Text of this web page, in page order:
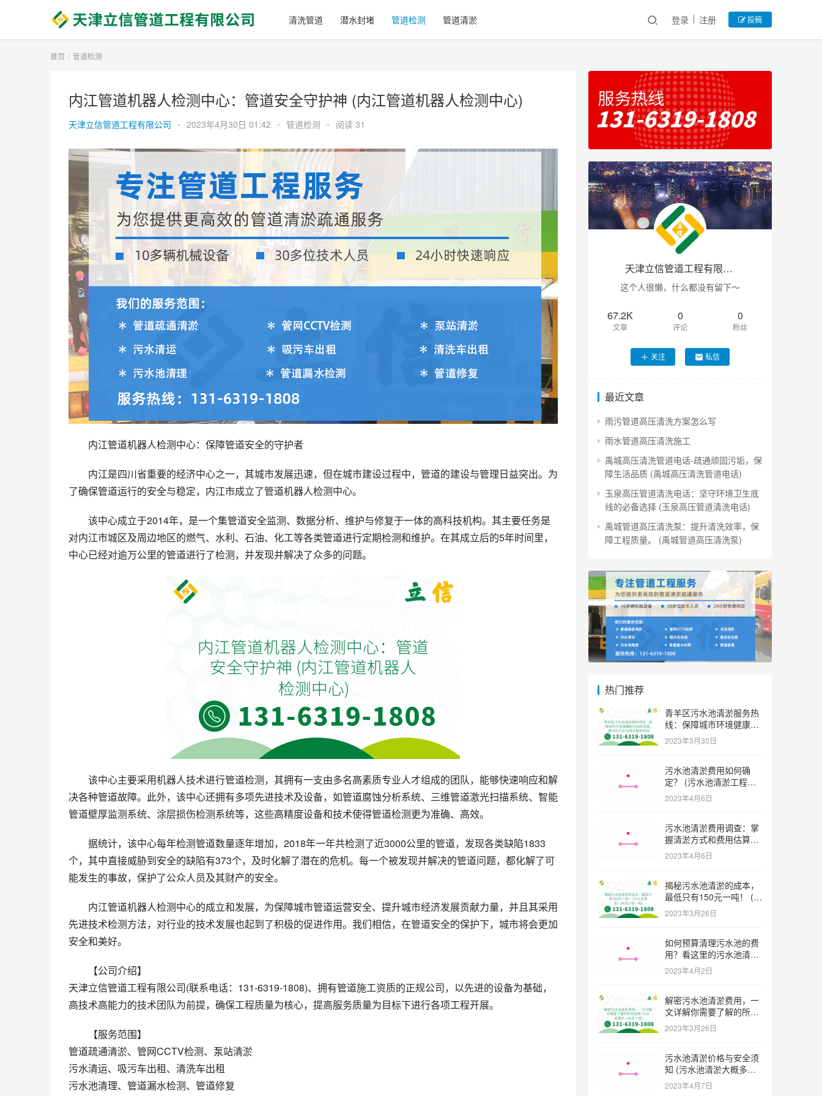
清洗管道 潜水封堵 管道检测 管道清淤 登录 注册 投稿
首页 管道检测
内江管道机器人检测中心：管道安全守护神 (内江管道机器人检测中心)
天津立信管道工程有限公司 • 2023年4月30日 01:42 • 管道检测 • 阅读 31
内江管道机器人检测中心：保障管道安全的守护者
内江是四川省重要的经济中心之一，其城市发展迅速，但在城市建设过程中，管道的建设与管理日益突出。为
了确保管道运行的安全与稳定，内江市成立了管道机器人检测中心。
该中心成立于2014年，是一个集管道安全监测、数据分析、维护与修复于一体的高科技机构。其主要任务是
对内江市城区及周边地区的燃气、水利、石油、化工等各类管道进行定期检测和维护。在其成立后的5年时间里，
中心已经对逾万公里的管道进行了检测，并发现并解决了众多的问题。
该中心主要采用机器人技术进行管道检测，其拥有一支由多名高素质专业人才组成的团队，能够快速响应和解
决各种管道故障。此外，该中心还拥有多项先进技术及设备，如管道腐蚀分析系统、三维管道激光扫描系统、智能
管道壁厚监测系统、涂层损伤检测系统等，这些高精度设备和技术使得管道检测更为准确、高效。
据统计，该中心每年检测管道数量逐年增加，2018年一年共检测了近3000公里的管道，发现各类缺陷1833
个，其中直接威胁到安全的缺陷有373个，及时化解了潜在的危机。每一个被发现并解决的管道问题，都化解了可
能发生的事故，保护了公众人员及其财产的安全。
内江管道机器人检测中心的成立和发展，为保障城市管道运营安全、提升城市经济发展贡献力量，并且其采用
先进技术检测方法，对行业的技术发展也起到了积极的促进作用。我们相信，在管道安全的保护下，城市将会更加
安全和美好。
【公司介绍】
天津立信管道工程有限公司(联系电话：131-6319-1808)、拥有管道施工资质的正规公司，以先进的设备为基础，
高技术高能力的技术团队为前提，确保工程质量为核心，提高服务质量为目标下进行各项工程开展。
【服务范围】
管道疏通清淤、管网CCTV检测、泵站清淤
污水清运、吸污车出租、清洗车出租
污水池清理、管道漏水检测、管道修复
天津立信管道工程有限公司
这个人很懒，什么都没有留下～
67.2K
文章
0
评论
0
粉丝
关注 私信
最近文章
雨污管道高压清洗方案怎么写
雨水管道高压清洗施工
禹城高压清洗管道电话-疏通顽固污垢，保
障生活品质 (禹城高压清洗管道电话)
玉泉高压管道清洗电话：坚守环境卫生底
线的必备选择 (玉泉高压管道清洗电话)
禹城管道高压清洗泵：提升清洗效率，保
障工程质量。 (禹城管道高压清洗泵)
热门推荐
青羊区污水池清淤服务热
线：保障城市环境健康和
可持续发展。 (青羊区污
水池清淤服务热线)
2023年3月30日
污水池清淤费用如何确
定？ (污水池清淤工程价
格多少)
2023年4月6日
污水池清淤费用调查：掌
握清淤方式和费用估算技
巧 (污水池清淤多少钱一
方米)
2023年4月6日
揭秘污水池清淤的成本，
最低只有150元一吨！ (污
水池清淤一米多少钱一吨)
2023年3月26日
如何预算清理污水池的费
用？看这里的污水池清淤
工程报价表范本！ (污水
池清淤工程报价表范本)
2023年4月2日
解密污水池清淤费用，一
文详解你需要了解的所有
因素 (污水池清淤一米多
少钱)
2023年3月26日
污水池清淤价格与安全须
知 (污水池清淤大概多少
一方)
2023年4月7日